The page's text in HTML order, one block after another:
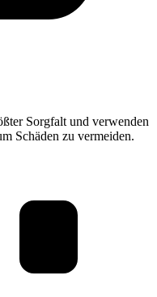
Sorgfalt und verwenden
Schäden zu vermeiden.